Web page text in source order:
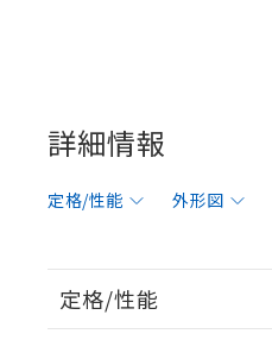
詳細情報
定格/性能 外形図
定格/性能